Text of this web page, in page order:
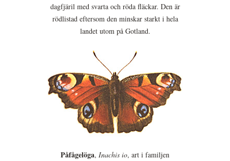
dagfjäril med svarta och röda fläckar. Den är
rödlistad eftersom den minskar starkt i hela
landet utom på Gotland.
Påfågelöga, Inachis io, art i familjen